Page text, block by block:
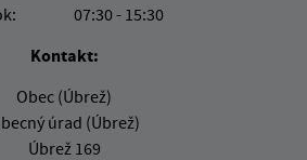
07:30 - 15:30
Kontakt:
Obec (Úbrež)
úrad (Úbrež)
Úbrež 169